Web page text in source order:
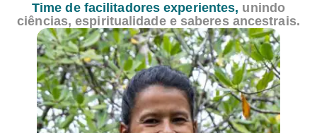
Time de facilitadores experientes, unindo
ciências,espiritualidade e saberes ancestrais.